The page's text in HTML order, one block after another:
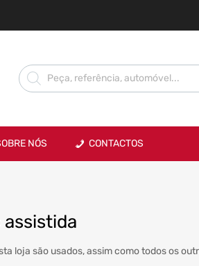
NÓS CONTACTOS
assistida
loja são usados, assim como todos os